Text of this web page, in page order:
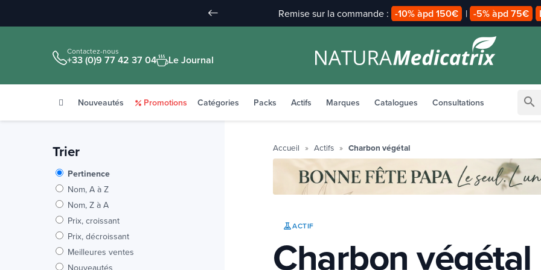
Payez en 2x 3x avec alma
Contactez-nous
+33 (0)9 77 42 37 04 Le Journal
Nouveautés Promotions Catégories Packs Actifs Marques Catalogues Consultations search
Trier
Pertinence
Nom, A à Z
Nom, Z à A
Prix, croissant
Prix, décroissant
Meilleures ventes
Nouveautés
Accueil Actifs Charbon végétal
ACTIF
Charbon végétal